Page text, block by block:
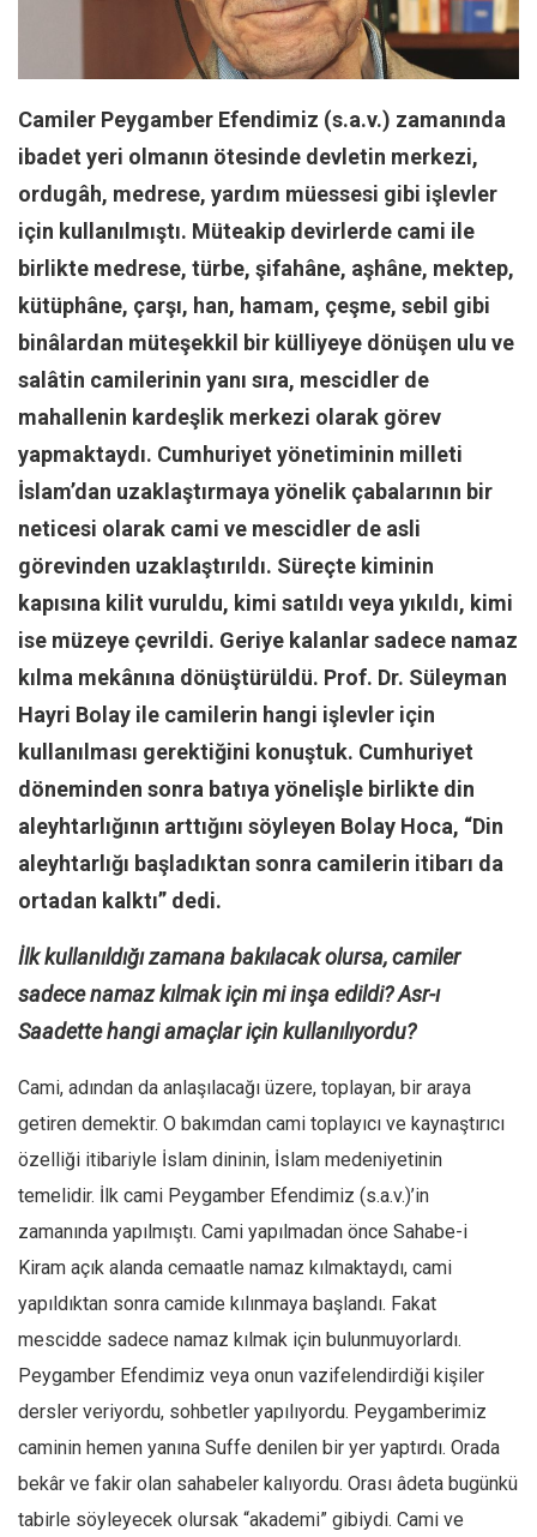
Facebook
Instagram
Editörden
Kemal Özer
Mahmut Toptaş
Yvonne Ridley
Barış Tarımcıoğlu
Ömer Kayani
Yusuf Armağan
Hasanali Yıldırım
Leyla Şerif Emin
Selçuk Türkyılmaz
Mehmet Ali Tekin
Abir E. Nahas
Amina S. Jenenkovic
Esra Elönü
Bu Sayı
Tüm Sayılar
Kategoriler
Kültür Sanat
Kitap
Karisi kitap sualleri
Manzara
Sağlık
Gıda-Beslenme
Hayat
Türkiye
Siyaset
Dünya
Avrupa
Camiler Peygamber Efendimiz (s.a.v.) zamanında
ibadet yeri olmanın ötesinde devletin merkezi,
ordugâh, medrese, yardım müessesi gibi işlevler
için kullanılmıştı. Müteakip devirlerde cami ile
birlikte medrese, türbe, şifahâne, aşhâne, mektep,
kütüphâne, çarşı, han, hamam, çeşme, sebil gibi
binâlardan müteşekkil bir külliyeye dönüşen ulu ve
salâtin camilerinin yanı sıra, mescidler de
mahallenin kardeşlik merkezi olarak görev
yapmaktaydı. Cumhuriyet yönetiminin milleti
İslam’dan uzaklaştırmaya yönelik çabalarının bir
neticesi olarak cami ve mescidler de asli
görevinden uzaklaştırıldı. Süreçte kiminin
kapısına kilit vuruldu, kimi satıldı veya yıkıldı, kimi
ise müzeye çevrildi. Geriye kalanlar sadece namaz
kılma mekânına dönüştürüldü. Prof. Dr. Süleyman
Hayri Bolay ile camilerin hangi işlevler için
kullanılması gerektiğini konuştuk. Cumhuriyet
döneminden sonra batıya yönelişle birlikte din
aleyhtarlığının arttığını söyleyen Bolay Hoca, “Din
aleyhtarlığı başladıktan sonra camilerin itibarı da
ortadan kalktı” dedi.
İlk kullanıldığı zamana bakılacak olursa, camiler
sadece namaz kılmak için mi inşa edildi? Asr-ı
Saadette hangi amaçlar için kullanılıyordu?
Cami, adından da anlaşılacağı üzere, toplayan, bir araya
getiren demektir. O bakımdan cami toplayıcı ve kaynaştırıcı
özelliği itibariyle İslam dininin, İslam medeniyetinin
temelidir. İlk cami Peygamber Efendimiz (s.a.v.)’in
zamanında yapılmıştı. Cami yapılmadan önce Sahabe-i
Kiram açık alanda cemaatle namaz kılmaktaydı, cami
yapıldıktan sonra camide kılınmaya başlandı. Fakat
mescidde sadece namaz kılmak için bulunmuyorlardı.
Peygamber Efendimiz veya onun vazifelendirdiği kişiler
dersler veriyordu, sohbetler yapılıyordu. Peygamberimiz
caminin hemen yanına Suffe denilen bir yer yaptırdı. Orada
bekâr ve fakir olan sahabeler kalıyordu. Orası âdeta bugünkü
tabirle söyleyecek olursak “akademi” gibiydi. Cami ve